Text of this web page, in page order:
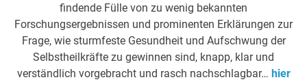
findende Fülle von zu wenig bekannten
Forschungsergebnissen und prominenten Erklärungen zur
Frage, wie sturmfeste Gesundheit und Aufschwung der
Selbstheilkräfte zu gewinnen sind, knapp, klar und
verständlich vorgebracht und rasch nachschlagbar… hier